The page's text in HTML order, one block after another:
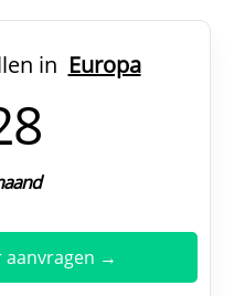
in Europa
aanvragen →